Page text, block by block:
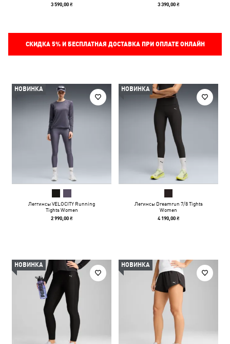
3 590,00 ₴ 3 390,00 ₴
СКИДКА 5%И БЕСПЛАТНАЯ ДОСТАВКА ПРИ ОПЛАТЕ ОНЛАЙН
НОВИНКА
Леггинсы VELOCITY Running
Tights Women
2 990,00 ₴
НОВИНКА
Легинсы Dreamrun 7/8 Tights
Women
4 190,00 ₴
НОВИНКА НОВИНКА